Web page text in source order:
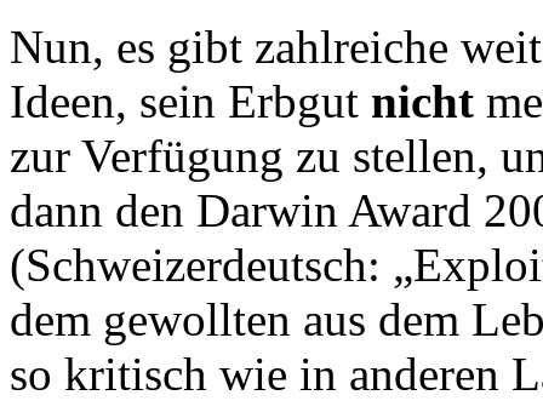
Nun, es gibt zahlreiche
Ideen, sein Erbgut nicht
zur Verfügung zu stellen,
dann den Darwin Award
(Schweizerdeutsch:
dem gewollten aus dem
so kritisch wie in anderen